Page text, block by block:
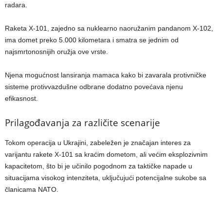
radara.
Raketa X-101, zajedno sa nuklearno naoružanim pandanom X-102,
ima domet preko 5.000 kilometara i smatra se jednim od
najsmrtonosnijih oružja ove vrste.
Njena mogućnost lansiranja mamaca kako bi zavarala protivničke
sisteme protivvazdušne odbrane dodatno povećava njenu
efikasnost.
Prilagođavanja za različite scenarije
Tokom operacija u Ukrajini, zabeležen je značajan interes za
varijantu rakete X-101 sa kraćim dometom, ali većim eksplozivnim
kapacitetom, što bi je učinilo pogodnom za taktičke napade u
situacijama visokog intenziteta, uključujući potencijalne sukobe sa
članicama NATO.